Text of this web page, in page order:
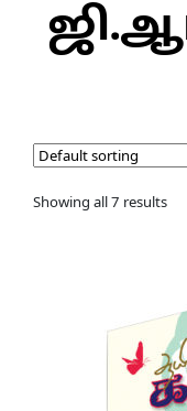
Showing all 7 results